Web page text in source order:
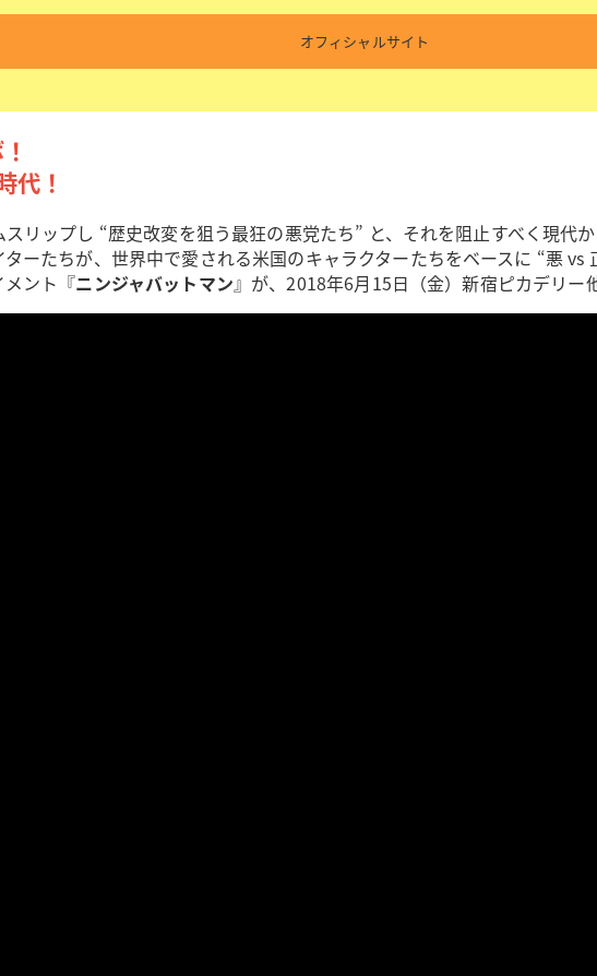
オフィシャルサイト
代！
リップし “歴史改変を狙う最狂の悪党たち” と、それを阻止すべく現代
ーたちが、世界中で愛される米国のキャラクターたちをベースに “悪
ント『ニンジャバットマン』が、2018年6月15日（金）新宿ピカデリー